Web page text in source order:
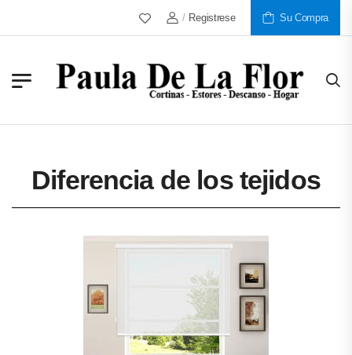
Más De 30 Años Al Servicio De Nuestros
/ Registrese Su Compra
Diferencia de los tejidos